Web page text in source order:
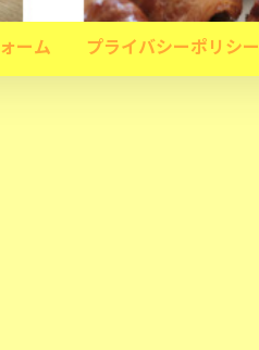
ーム プライバシーポリシー